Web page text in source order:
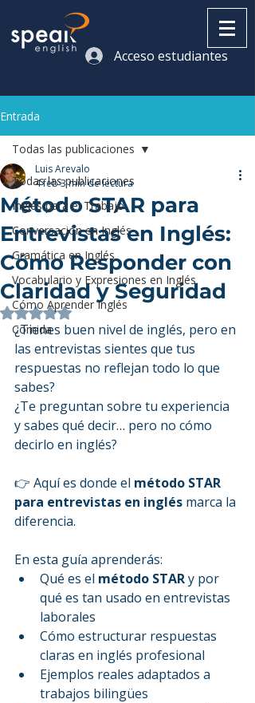
Acceso estudiantes
Entrada
Todas las publicaciones
Inglés para el Trabajo
Conversación en Inglés
Gramática en Inglés
Vocabulario y Expresiones en Inglés
Cómo Aprender Inglés
Comida
Todas las publicaciones
Método STAR para
Entrevistas en Inglés:
Cómo Responder con
Claridad y Seguridad
Luis Arevalo
4 feb3 min de lectura
Obtuvo NaN de 5 estrellas.
¿Tienes buen nivel de inglés, pero en
las entrevistas sientes que tus
respuestas no reflejan todo lo que
sabes?
¿Te preguntan sobre tu experiencia
y sabes qué decir… pero no cómo
decirlo en inglés?
👉 Aquí es donde el método STAR
para entrevistas en inglés marca la
diferencia.
En esta guía aprenderás:
Qué es el método STAR y por
qué es tan usado en entrevistas
laborales
Cómo estructurar respuestas
claras en inglés profesional
Ejemplos reales adaptados a
trabajos bilingües